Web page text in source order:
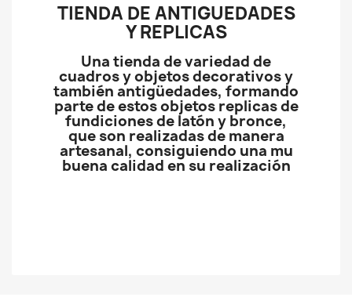
TIENDA DE ANTIGUEDADES
Y REPLICAS
Una tienda de variedad de
cuadros y objetos decorativos y
también antigüedades, formando
parte de estos objetos replicas de
fundiciones de latón y bronce,
que son realizadas de manera
artesanal, consiguiendo una mu
buena calidad en su realización